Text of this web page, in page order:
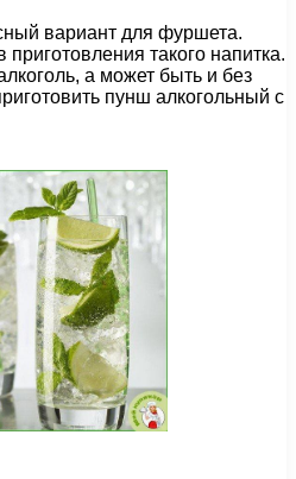
вариант для фуршета.
приготовления такого напитка.
а может быть и без
пунш алкогольный с